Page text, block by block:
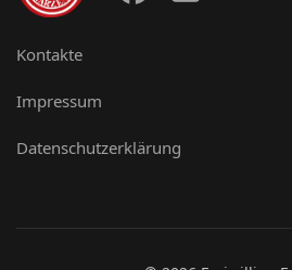
Kontakte
Impressum
Datenschutzerklärung